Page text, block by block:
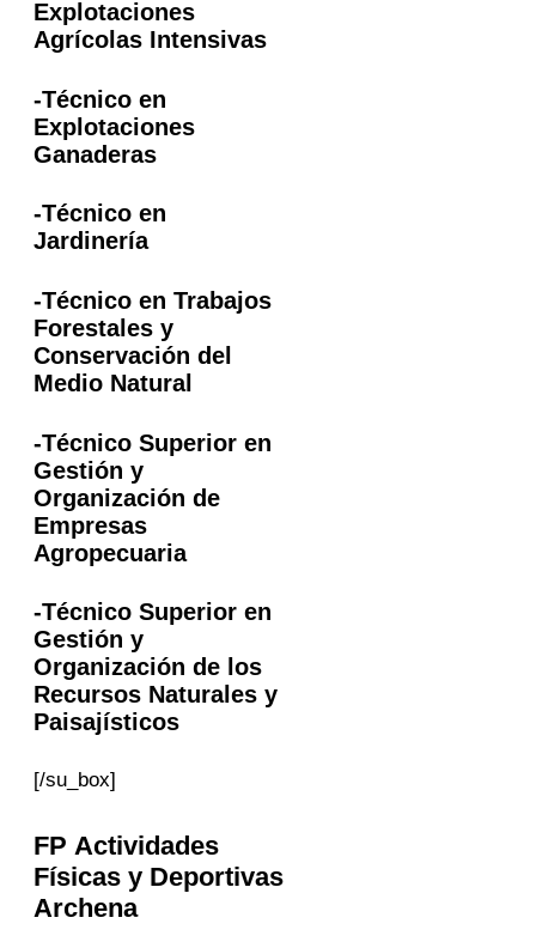
Explotaciones
Agrícolas Intensivas
-Técnico en
Explotaciones
Ganaderas
-Técnico en
Jardinería
-Técnico en Trabajos
Forestales y
Conservación del
Medio Natural
-Técnico Superior en
Gestión y
Organización de
Empresas
Agropecuaria
-Técnico Superior en
Gestión y
Organización de los
Recursos Naturales y
Paisajísticos
[/su_box]
FP Actividades
Físicas y Deportivas
Archena